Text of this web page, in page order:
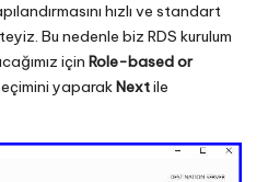
hızlı ve standart
Bu nedenle biz RDS kurulum
için Role-based or
yaparakNextile